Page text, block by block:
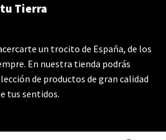
Tierra
un trocito de España, de los
En nuestra tienda podrás
de productos de gran calidad
tus sentidos.